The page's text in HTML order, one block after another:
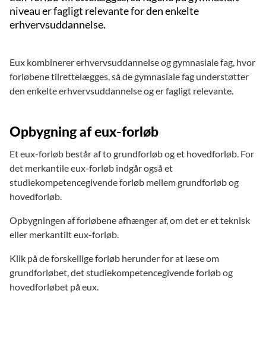
niveau er fagligt relevante for den enkelte
erhvervsuddannelse.
Eux kombinerer erhvervsuddannelse og gymnasiale fag, hvor
forløbene tilrettelægges, så de gymnasiale fag understøtter
den enkelte erhvervsuddannelse og er fagligt relevante.
Opbygning af eux-forløb
Et eux-forløb består af to grundforløb og et hovedforløb. For
det merkantile eux-forløb indgår også et
studiekompetencegivende forløb mellem grundforløb og
hovedforløb.
Opbygningen af forløbene afhænger af, om det er et teknisk
eller merkantilt eux-forløb.
Klik på de forskellige forløb herunder for at læse om
grundforløbet, det studiekompetencegivende forløb og
hovedforløbet på eux.